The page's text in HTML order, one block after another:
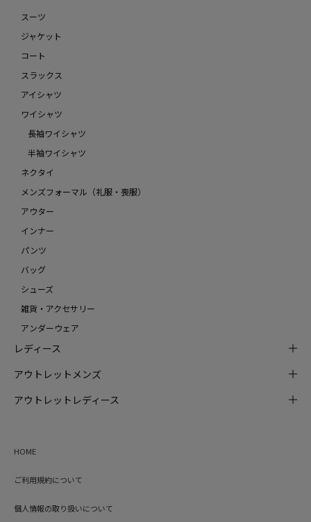
スーツ
ジャケット
コート
スラックス
アイシャツ
ワイシャツ
長袖ワイシャツ
半袖ワイシャツ
ネクタイ
メンズフォーマル（礼服・喪服）
アウター
インナー
パンツ
バッグ
シューズ
雑貨・アクセサリー
アンダーウェア
レディース
アウトレットメンズ
アウトレットレディース
HOME
ご利用規約について
個人情報の取り扱いについて